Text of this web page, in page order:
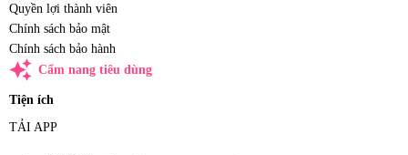
Quyền lợi thành viên
Chính sách bảo mật
Chính sách bảo hành
auto_awesome Cẩm nang tiêu dùng
Tiện ích
TẢI APP